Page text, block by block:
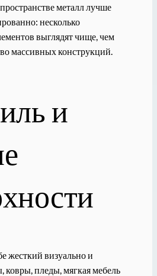
металл лучше
несколько
выглядят чище, чем
массивных конструкций.
и
жесткий визуально и
ковры, пледы, мягкая мебель